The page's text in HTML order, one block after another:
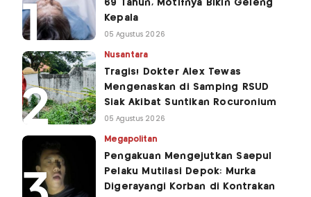
69 Tahun, Motifnya Bikin Geleng
Kepala
05 Agustus 2026
Nusantara
Tragis! Dokter Alex Tewas
Mengenaskan di Samping RSUD
Siak Akibat Suntikan Rocuronium
05 Agustus 2026
Megapolitan
Pengakuan Mengejutkan Saepul
Pelaku Mutilasi Depok: Murka
Digerayangi Korban di Kontrakan